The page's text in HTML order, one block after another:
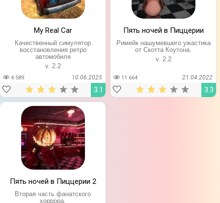
My Real Car
Качественный симулятор
восстановления ретро
автомобиля
v. 2.2
4 589 10.06.2025
3.1
Пять ночей в Пиццерии
Римейк нашумевшего ужастика
от Скотта Коутона.
v. 2.2
11 664 21.04.2022
3.3
Пять ночей в Пиццерии 2
Вторая часть фанатского
хоррора.